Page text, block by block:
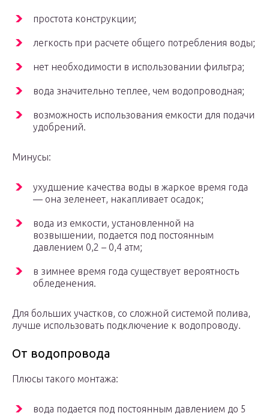
простота конструкции;
легкость при расчете общего потребления воды;
нет необходимости в использовании фильтра;
вода значительно теплее, чем водопроводная;
возможность использования емкости для подачи
удобрений.
Минусы:
ухудшение качества воды в жаркое время года
— она зеленеет, накапливает осадок;
вода из емкости, установленной на
возвышении, подается под постоянным
давлением 0,2 – 0,4 атм;
в зимнее время года существует вероятность
обледенения.
Для больших участков, со сложной системой полива,
лучше использовать подключение к водопроводу.
От водопровода
Плюсы такого монтажа:
вода подается под постоянным давлением до 5